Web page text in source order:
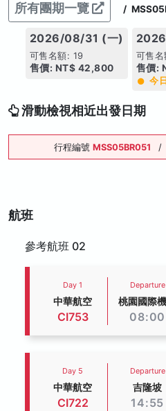
所有團期一覽 /
2026/08/31 (一)
可售名額: 19
售價: NT$ 42,800
可售
售價:
今
滑動檢視相近出發日期
行程編號 MSS05BR051 /
航班
參考航班 02
Day 1
中華航空
CI753
Departure
桃園國際
08:00
Day 5
中華航空
CI722
Departure
吉隆坡
14:55